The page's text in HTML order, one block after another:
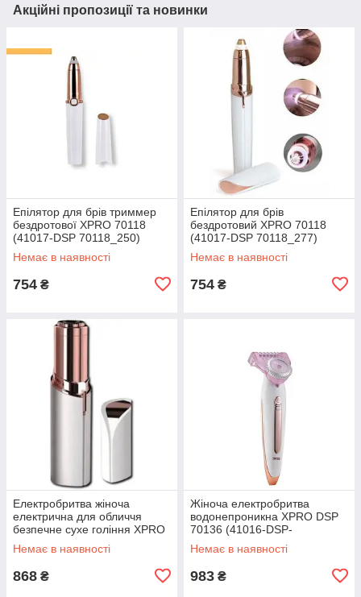
Акційні пропозиції та новинки
Епілятор для брів триммер
бездротової XPRO 70118
(41017-DSP 70118_250)
Немає в наявності
754 ₴
Епілятор для брів
бездротовий XPRO 70118
(41017-DSP 70118_277)
Немає в наявності
754 ₴
Електробритва жіноча
електрична для обличчя
безпечне сухе гоління XPRO
DSP 70081 (41015-DSP-
70081_323)
Немає в наявності
868 ₴
Жіноча електробритва
водонепроникна XPRO DSP
70136 (41016-DSP-
70136_575)
Немає в наявності
983 ₴